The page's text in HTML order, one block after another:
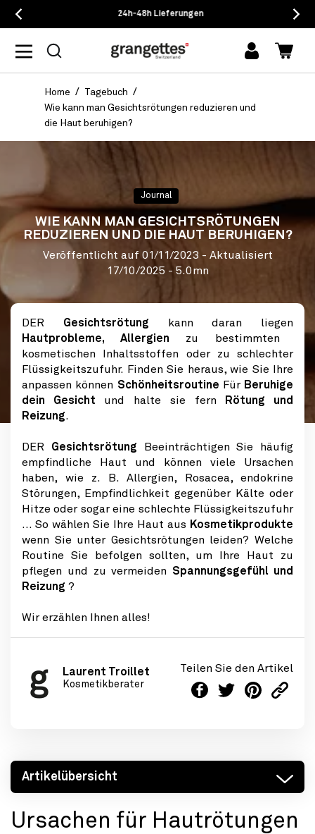
24h-48h Lieferungen
Einloggen
Home
Tagebuch
Wie kann man Gesichtsrötungen reduzieren und
die Haut beruhigen?
Journal
WIE KANN MAN GESICHTSRÖTUNGEN
REDUZIEREN UND DIE HAUT BERUHIGEN?
Veröffentlicht auf 01/11/2023 - Aktualisiert
17/10/2025 - 5.0mn
DER Gesichtsrötung kann daran liegen
Hautprobleme, Allergien zu bestimmten
kosmetischen Inhaltsstoffen oder zu schlechter
Flüssigkeitszufuhr. Finden Sie heraus, wie Sie Ihre
anpassen können Schönheitsroutine Für Beruhige
dein Gesicht und halte sie fern
Rötung und
Reizung.
DER Gesichtsrötung Beeinträchtigen Sie häufig
empfindliche Haut und können viele Ursachen
haben, wie z. B. Allergien, Rosacea, endokrine
Störungen, Empfindlichkeit gegenüber Kälte oder
Hitze oder sogar eine schlechte Flüssigkeitszufuhr
... So wählen Sie Ihre Haut aus Kosmetikprodukte
wenn Sie unter Gesichtsrötungen leiden? Welche
Routine Sie befolgen sollten, um Ihre Haut zu
pflegen und zu vermeiden Spannungsgefühl und
Reizung ?
Wir erzählen Ihnen alles!
Laurent Troillet
Kosmetikberater
Teilen Sie den Artikel
Artikelübersicht
Ursachen für Hautrötungen